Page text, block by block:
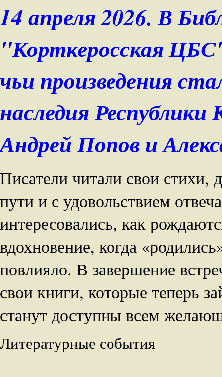
14 апреля 2026. В
"Корткеросская
чьи произведения
наследия
Андрей Попов и
Писатели читали свои стихи,
пути и с удовольствием
интересовались, как
вдохновение, когда
повлияло. В завершение
свои книги, которые теперь
станут доступны всем
Литературные события